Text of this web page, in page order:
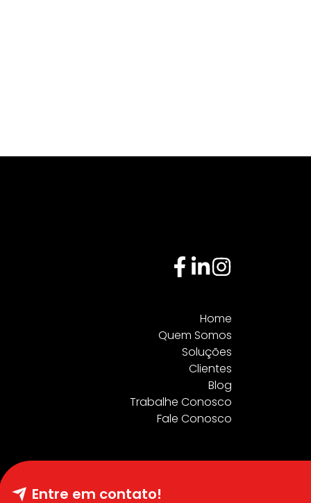
Home
Quem Somos
Soluções
Clientes
Blog
Trabalhe Conosco
Fale Conosco
Entre em contato!